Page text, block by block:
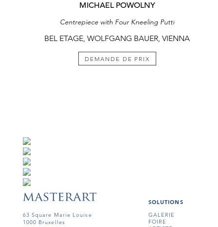
MICHAEL POWOLNY
Centrepiece with Four Kneeling Putti
BEL ETAGE, WOLFGANG BAUER, VIENNA
DEMANDE DE PRIX
63 Square Marie Louise
1000 Bruxelles
SOLUTIONS
GALERIE
FOIRE